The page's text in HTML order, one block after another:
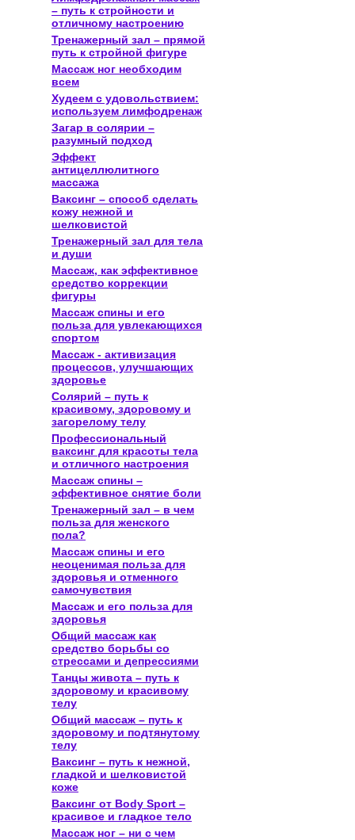
– путь к стройности и
отличному настроению
Тренажерный зал – прямой
путь к стройной фигуре
Массаж ног необходим
всем
Худеем с удовольствием:
используем лимфодренаж
Загар в солярии –
разумный подход
Эффект
антицеллюлитного
массажа
Ваксинг – способ сделать
кожу нежной и
шелковистой
Тренажерный зал для тела
и души
Массаж, как эффективное
средство коррекции
фигуры
Массаж спины и его
польза для увлекающихся
спортом
Массаж - активизация
процессов, улучшающих
здоровье
Солярий – путь к
красивому, здоровому и
загорелому телу
Профессиональный
ваксинг для красоты тела
и отличного настроения
Массаж спины –
эффективное снятие боли
Тренажерный зал – в чем
польза для женского
пола?
Массаж спины и его
неоценимая польза для
здоровья и отменного
самочувствия
Массаж и его польза для
здоровья
Общий массаж как
средство борьбы со
стрессами и депрессиями
Танцы живота – путь к
здоровому и красивому
телу
Общий массаж – путь к
здоровому и подтянутому
телу
Ваксинг – путь к нежной,
гладкой и шелковистой
коже
Ваксинг от Body Sport –
красивое и гладкое тело
Массаж ног – ни с чем